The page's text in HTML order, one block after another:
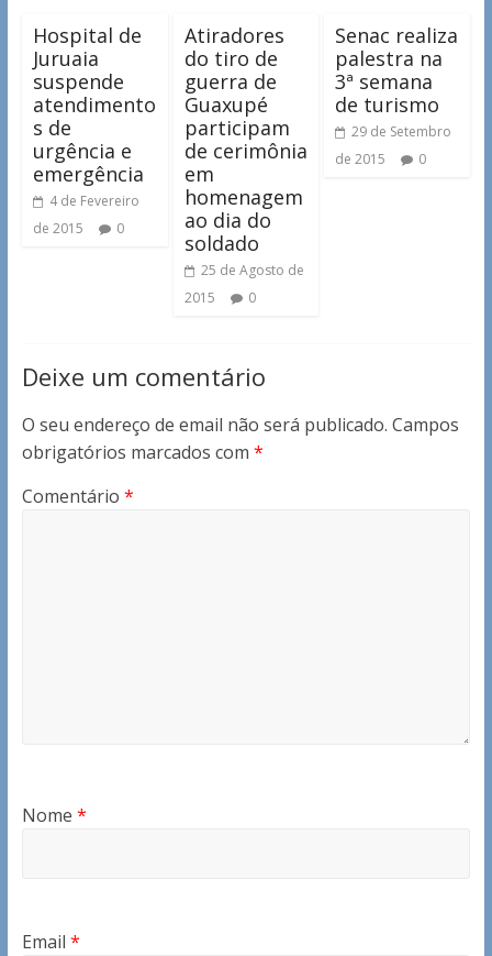
Hospital de
Juruaia
suspende
atendimento
s de
urgência e
emergência
4 de Fevereiro
de 2015
0
Atiradores
do tiro de
guerra de
Guaxupé
participam
de cerimônia
em
homenagem
ao dia do
soldado
25 de Agosto de
2015
0
Senac realiza
palestra na
3ª semana
de turismo
29 de Setembro
de 2015
0
Deixe um comentário
O seu endereço de email não será publicado. Campos
obrigatórios marcados com *
Comentário *
Nome *
Email *